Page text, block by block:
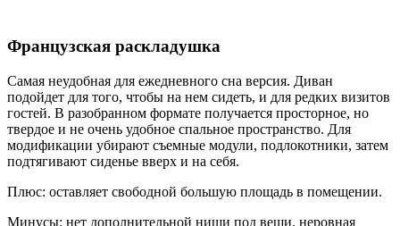
Французская раскладушка
Самая неудобная для ежедневного сна версия. Диван
подойдет для того, чтобы на нем сидеть, и для редких визитов
гостей. В разобранном формате получается просторное, но
твердое и не очень удобное спальное пространство. Для
модификации убирают съемные модули, подлокотники, затем
подтягивают сиденье вверх и на себя.
Плюс: оставляет свободной большую площадь в помещении.
Минусы: нет дополнительной ниши под вещи, неровная